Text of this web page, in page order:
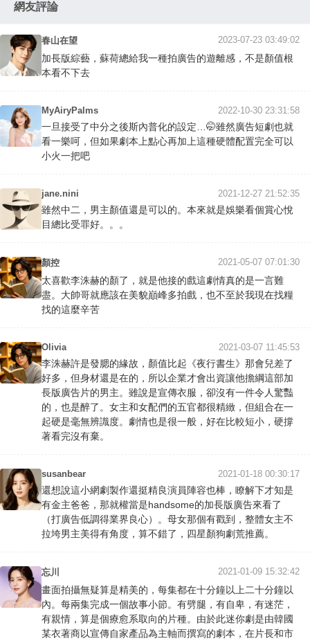
網友評論
春山在望 2023-07-23 03:49:02
加長版綜藝，蘇荷總給我一種拍廣告的遊離感，不是顏值根
本看不下去
MyAiryPalms 2022-10-30 23:31:58
一旦接受了中分之後斯內普化的設定…🤭雖然廣告短劇也就
看一樂呵，但如果劇本上點心再加上這種硬體配置完全可以
小火一把吧
jane.nini 2021-12-27 21:52:35
雖然中二，男主顏值還是可以的。本來就是娛樂看個賞心悅
目總比受罪好。。。
顏控 2021-05-07 07:01:30
太喜歡李洙赫的顏了，就是他接的戲這劇情真的是一言難
盡。大帥哥就應該在美貌巔峰多拍戲，也不至於我現在找糧
找的這麼辛苦
Olivia 2021-03-07 11:45:53
李洙赫許是發腮的緣故，顏值比起《夜行書生》那會兒差了
好多，但身材還是在的，所以企業才會出資讓他擔綱這部加
長版廣告片的男主。雖說是宣傳衣服，卻沒有一件令人驚豔
的，也是醉了。女主和女配們的五官都很精緻，但組合在一
起硬是毫無辨識度。劇情也是很一般，好在比較短小，硬撐
著看完沒有棄。
susanbear 2021-01-18 00:30:17
還想說這小網劇製作還挺精良演員陣容也棒，瞭解下才知是
有金主爸爸，那就權當是handsome的加長版廣告來看了
（打廣告低調得業界良心）。母女那個有戳到，整體女主不
拉垮男主美得有角度，算不錯了，四星顏狗劇荒推薦。
忘川 2021-01-09 15:32:42
畫面拍攝無疑算是精美的，每集都在十分鐘以上二十分鐘以
內。每兩集完成一個故事小節。有劈腿，有自卑，有迷茫，
有親情，算是個療愈系取向的片種。由於此迷你劇是由韓國
某衣著商以宣傳自家產品為主軸而撰寫的劇本，在片長和市